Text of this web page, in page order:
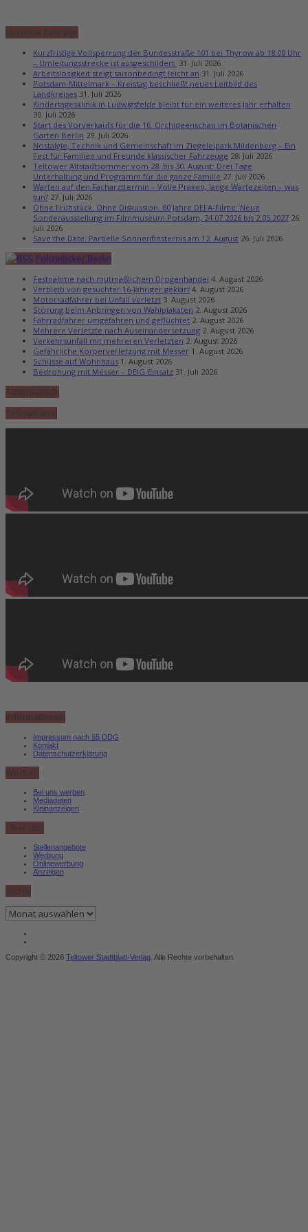
Neueste Beiträge
Kurzfristige Vollsperrung der Bundesstraße 101 bei Thyrow ab 18:00 Uhr
– Umleitungsstrecke ist ausgeschildert 31. Juli 2026
Arbeitslosigkeit steigt saisonbedingt leicht an 31. Juli 2026
Potsdam-Mittelmark – Kreistag beschließt neues Leitbild des
Landkreises 31. Juli 2026
Kindertagesklinik in Ludwigsfelde bleibt für ein weiteres Jahr erhalten
30. Juli 2026
Start des Vorverkaufs für die 16. Orchideenschau im Botanischen
Garten Berlin 29. Juli 2026
Nostalgie, Technik und Gemeinschaft im Ziegeleipark Mildenberg – Ein
Fest für Familien und Freunde klassischer Fahrzeuge 28. Juli 2026
Teltower Altstadtsommer vom 28. bis 30. August: Drei Tage
Unterhaltung und Programm für die ganze Familie 27. Juli 2026
Warten auf den Facharzttermin – Volle Praxen, lange Wartezeiten – was
tun? 27. Juli 2026
Ohne Frühstück. Ohne Diskussion. 80 Jahre DEFA-Filme: Neue
Sonderausstellung im Filmmuseum Potsdam, 24.07.2026 bis 2.05.2027 26.
Juli 2026
Save the Date: Partielle Sonnenfinsternis am 12. August 26. Juli 2026
Polizeiticker Berlin
Festnahme nach mutmaßlichem Drogenhandel 4. August 2026
Verbleib von gesuchter 16-Jähriger geklärt 4. August 2026
Motorradfahrer bei Unfall verletzt 3. August 2026
Störung beim Anbringen von Wahlplakaten 2. August 2026
Fahrradfahrer umgefahren und geflüchtet 2. August 2026
Mehrere Verletzte nach Auseinandersetzung 2. August 2026
Verkehrsunfall mit mehreren Verletzten 2. August 2026
Gefährliche Körperverletzung mit Messer 1. August 2026
Schüsse auf Wohnhaus 1. August 2026
Bedrohung mit Messer – DEIG-Einsatz 31. Juli 2026
Amtsplausch
TeltowKanal
Informationen
Impressum nach §5 DDG
Kontakt
Datenschutzerklärung
Werben
Bei uns werben
Mediadaten
Kleinanzeigen
Über uns
Stellenangebote
Werbung
Onlinewerbung
Anzeigen
Archiv
Archiv
Copyright © 2026 Teltower Stadtblatt-Verlag. Alle Rechte vorbehalten.